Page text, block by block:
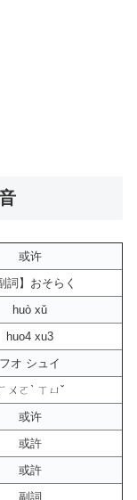
或许
詞】おそらく
huò xǔ
huo4 xu3
フオ シュイ
ㄨㄛˋ ㄒㄩˇ
或许
或許
或許
副詞